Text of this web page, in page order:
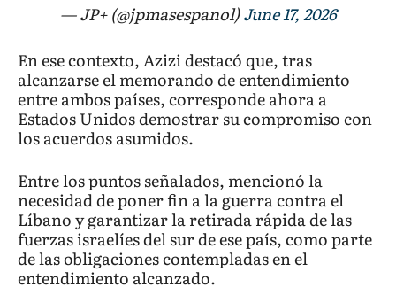
— JP+ (@jpmasespanol)June 17, 2026
En ese contexto, Azizi destacó que, tras
alcanzarse el memorando de entendimiento
entre ambos países, corresponde ahora a
Estados Unidos demostrar su compromiso con
los acuerdos asumidos.
Entre los puntos señalados, mencionó la
necesidad de poner fin a la guerra contra el
Líbano y garantizar la retirada rápida de las
fuerzas israelíes del sur de ese país, como parte
de las obligaciones contempladas en el
entendimiento alcanzado.